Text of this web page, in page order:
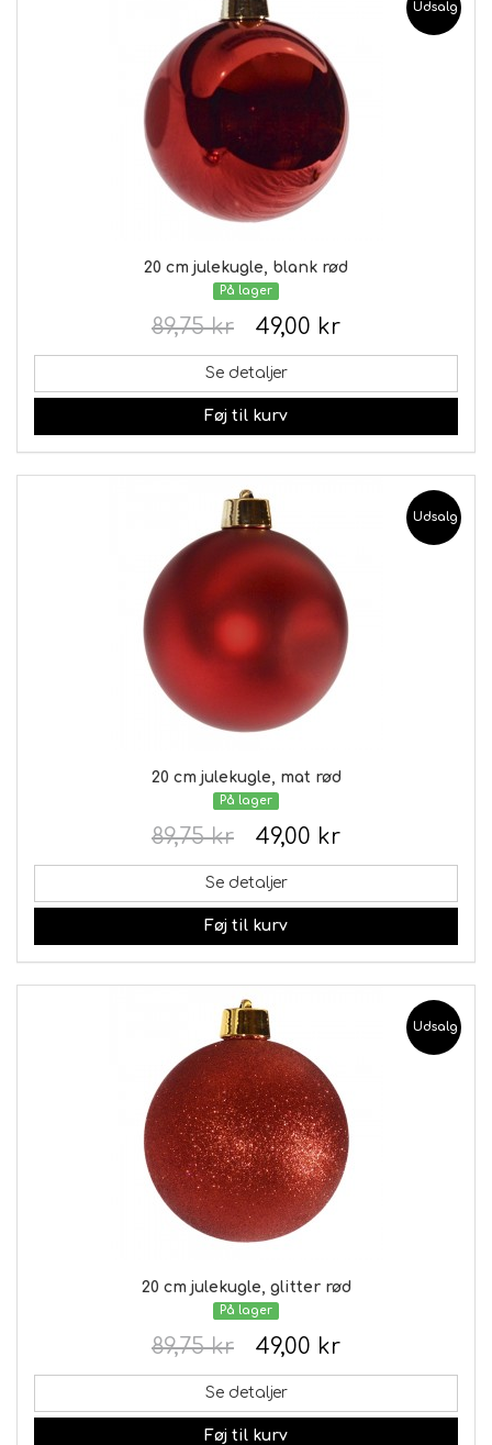
Udsalg
20 cm julekugle, blank rød
På lager
49,00 kr
89,75 kr
Se detaljer
Føj til kurv
Udsalg
20 cm julekugle, mat rød
På lager
49,00 kr
89,75 kr
Se detaljer
Føj til kurv
Udsalg
20 cm julekugle, glitter rød
På lager
49,00 kr
89,75 kr
Se detaljer
Føj til kurv